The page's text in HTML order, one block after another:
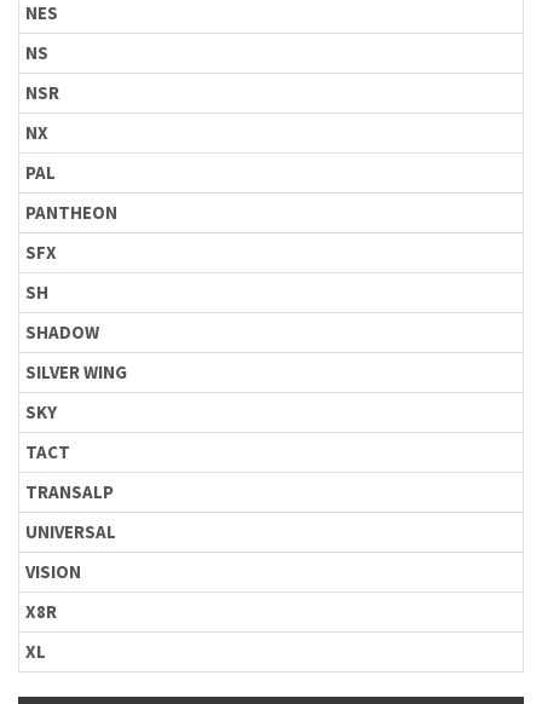
NES
NS
NSR
NX
PAL
PANTHEON
SFX
SH
SHADOW
SILVER WING
SKY
TACT
TRANSALP
UNIVERSAL
VISION
X8R
XL